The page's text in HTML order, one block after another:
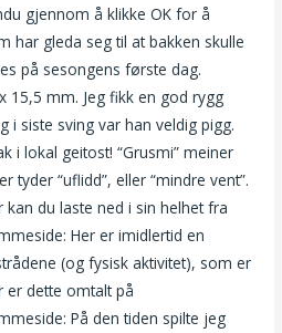
gjennom å klikke OK for å
har gleda seg til at bakken skulle
på sesongens første dag.
15,5 mm. Jeg fikk en god rygg
i siste sving var han veldig pigg.
i lokal geitost! “Grusmi” meiner
tyder “uflidd”, eller “mindre vent”.
kan du laste ned i sin helhet fra
Her er imidlertid en
(og fysisk aktivitet), som er
er dette omtalt på
På den tiden spilte jeg